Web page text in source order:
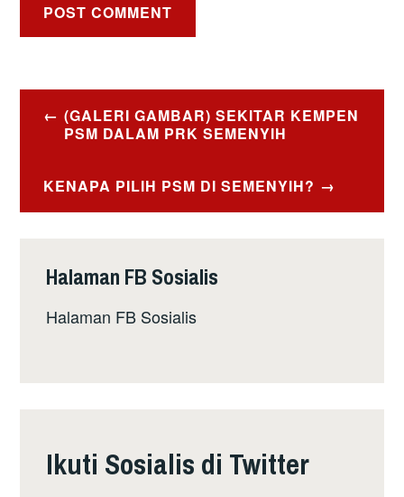
Post
navigation
(GALERI GAMBAR) SEKITAR KEMPEN
PSM DALAM PRK SEMENYIH
KENAPA PILIH PSM DI SEMENYIH?
Halaman FB Sosialis
Halaman FB Sosialis
Ikuti Sosialis di Twitter